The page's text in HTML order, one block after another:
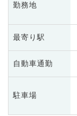
勤務地
最寄り駅
自動車通勤
駐車場